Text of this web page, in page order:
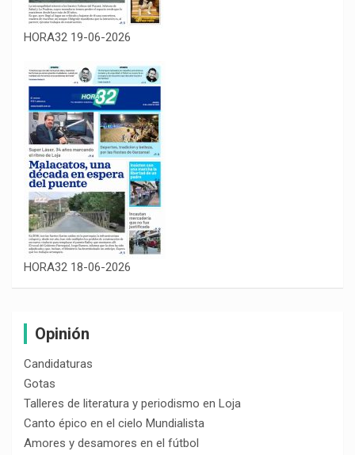
HORA32 19-06-2026
HORA32 18-06-2026
Opinión
Candidaturas
Gotas
Talleres de literatura y periodismo en Loja
Canto épico en el cielo Mundialista
Amores y desamores en el fútbol